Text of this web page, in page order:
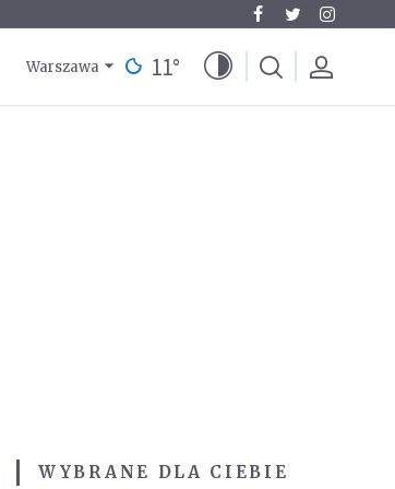
Warszawa 11°
WYBRANE DLA CIEBIE